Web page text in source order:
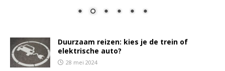
Duurzaam reizen: kies je de trein of
elektrische auto?
28 mei 2024